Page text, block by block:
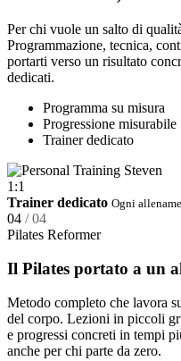
Per chi vuole un salto di
Programmazione, tecnica,
portarti verso un risultato
dedicati.
Programma su misura
Progressione misurabile
Trainer dedicato
1:1
Trainer dedicato Ogni
04 / 04
Pilates Reformer
Il Pilates portato a un
Metodo completo che lavora
del corpo. Lezioni in piccoli
e progressi concreti in tempi
anche per chi parte da zero.